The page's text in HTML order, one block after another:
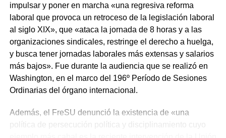
impulsar y poner en marcha «una regresiva reforma
laboral que provoca un retroceso de la legislación laboral
al siglo XIX», que «ataca la jornada de 8 horas y a las
organizaciones sindicales, restringe el derecho a huelga,
y busca tener jornadas laborales más extensas y salarios
más bajos». Fue durante la audiencia que se realizó en
Washington, en el marco del 196º Período de Sesiones
Ordinarias del órgano internacional.
Además, el FreSU denunció la existencia de «una
política de persecución política y disciplinamiento cuyo